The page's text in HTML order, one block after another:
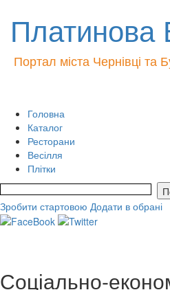
Платинова
Портал міста Чернівці та
Головна
Каталог
Ресторани
Весілля
Плітки
Зробити стартовою Додати в обрані
Соціально-